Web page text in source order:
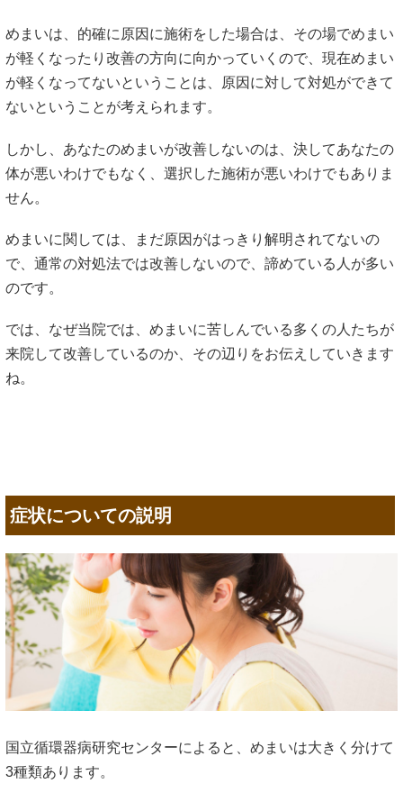
めまいは、的確に原因に施術をした場合は、その場でめまい
が軽くなったり改善の方向に向かっていくので、現在めまい
が軽くなってないということは、原因に対して対処ができて
ないということが考えられます。
しかし、あなたのめまいが改善しないのは、決してあなたの
体が悪いわけでもなく、選択した施術が悪いわけでもありま
せん。
めまいに関しては、まだ原因がはっきり解明されてないの
で、通常の対処法では改善しないので、諦めている人が多い
のです。
では、なぜ当院では、めまいに苦しんでいる多くの人たちが
来院して改善しているのか、その辺りをお伝えしていきます
ね。
症状についての説明
国立循環器病研究センターによると、めまいは大きく分けて
3種類あります。